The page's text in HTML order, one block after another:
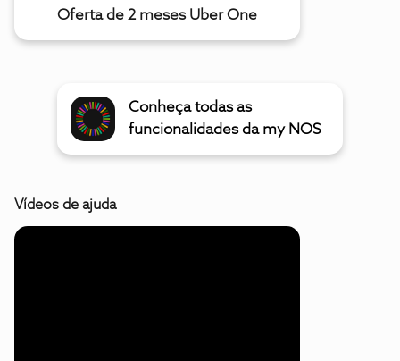
Oferta de 2 meses Uber One
Conheça todas as
funcionalidades da my NOS
Vídeos de ajuda